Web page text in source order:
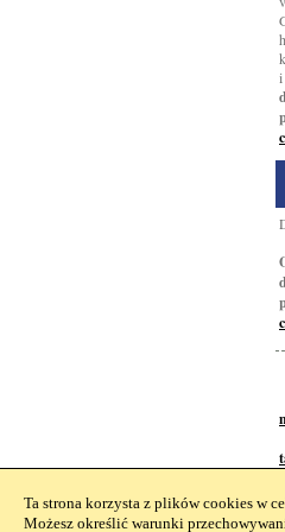
Ta strona korzysta z plików cookies w
Możesz określić warunki
i